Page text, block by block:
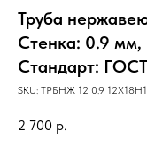
Труба
Стенка: 0.9 мм,
Стандарт:
SKU: ТРБНЖ 12 0.9
2 700 р.